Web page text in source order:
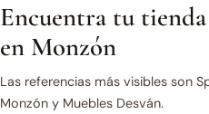
Encuentra tu
en Monzón
Las referencias más visibles son
Monzón y Muebles Desván.